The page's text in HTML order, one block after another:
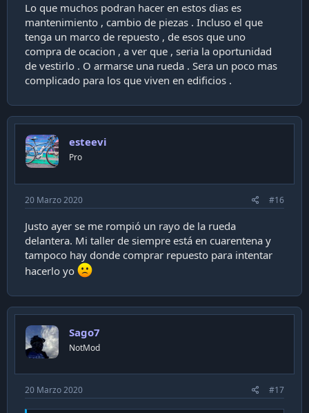
Lo que muchos podran hacer en estos dias es
mantenimiento , cambio de piezas . Incluso el que
tenga un marco de repuesto , de esos que uno
compra de ocacion , a ver que , seria la oportunidad
de vestirlo . O armarse una rueda . Sera un poco mas
complicado para los que viven en edificios .
esteevi
Pro
20 Marzo 2020 #16
Justo ayer se me rompió un rayo de la rueda
delantera. Mi taller de siempre está en cuarentena y
tampoco hay donde comprar repuesto para intentar
hacerlo yo
Sago7
NotMod
20 Marzo 2020 #17